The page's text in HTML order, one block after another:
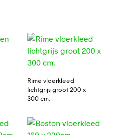
Rime vloerkleed
lichtgrijs groot 200 x
300 cm.